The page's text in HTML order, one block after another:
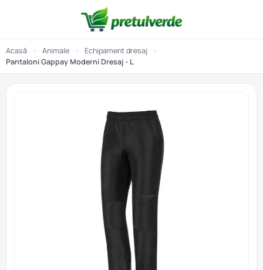
Acasă › Animale › Echipament dresaj
›
Pantaloni Gappay Moderni Dresaj - L